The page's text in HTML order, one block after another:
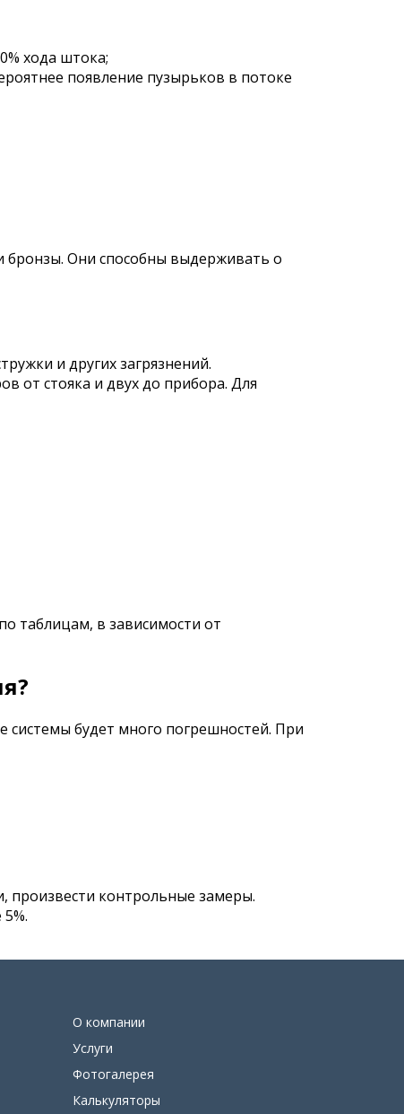
хода штока;
появление пузырьков в потоке
бронзы. Они способны выдерживать о
и других загрязнений.
от стояка и двух до прибора. Для
таблицам, в зависимости от
будет много погрешностей. При
произвести контрольные замеры.
О компании
Услуги
Фотогалерея
Калькуляторы